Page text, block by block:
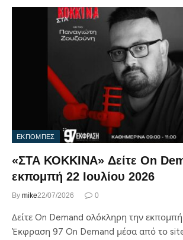
ΕΚΠΟΜΠΕΣ
«ΣΤΑ ΚΟΚΚΙΝΑ» Δείτε On
εκπομπή 22 Ιουλίου 2026
By mike22/07/2026 0
Δείτε On Demand ολόκληρη την
Έκφραση 97 On Demand μέσα από το